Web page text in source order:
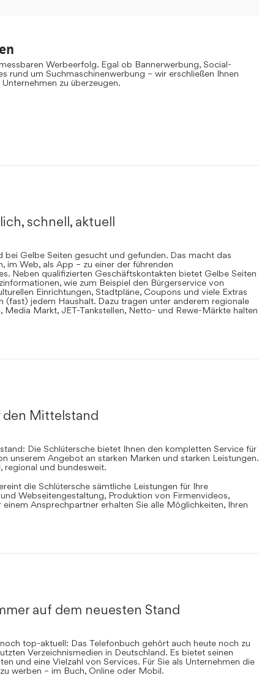
Werbeerfolg. Egal ob Bannerwerbung, Social-
rund um Suchmaschinenwerbung – wir erschließen Ihnen
zu überzeugen.
schnell, aktuell
Gelbe Seiten gesucht und gefunden. Das macht das
im Web, als App – zu einer der führenden
Neben qualifizierten Geschäftskontakten bietet Gelbe Seiten
wie zum Beispiel den Bürgerservice von
Einrichtungen, Stadtpläne, Coupons und viele Extras
(fast) jedem Haushalt. Dazu tragen unter anderem regionale
Media Markt, JET-Tankstellen, Netto- und Rewe-Märkte halten
Mittelstand
Die Schlütersche bietet Ihnen den kompletten Service für
unserem Angebot an starken Marken und starken Leistungen.
regional und bundesweit.
die Schlütersche sämtliche Leistungen für Ihre
Webseitengestaltung, Produktion von Firmenvideos,
Ansprechpartner erhalten Sie alle Möglichkeiten, Ihren
auf dem neuesten Stand
top-aktuell: Das Telefonbuch gehört auch heute noch zu
Verzeichnismedien in Deutschland. Es bietet seinen
und eine Vielzahl von Services. Für Sie als Unternehmen die
werben – im Buch, Online oder Mobil.